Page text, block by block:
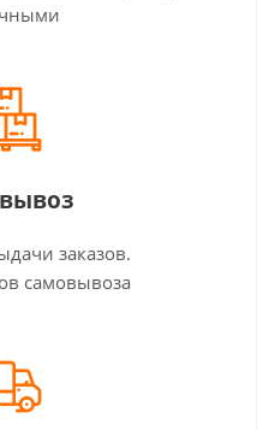
заказов.
самовывоза